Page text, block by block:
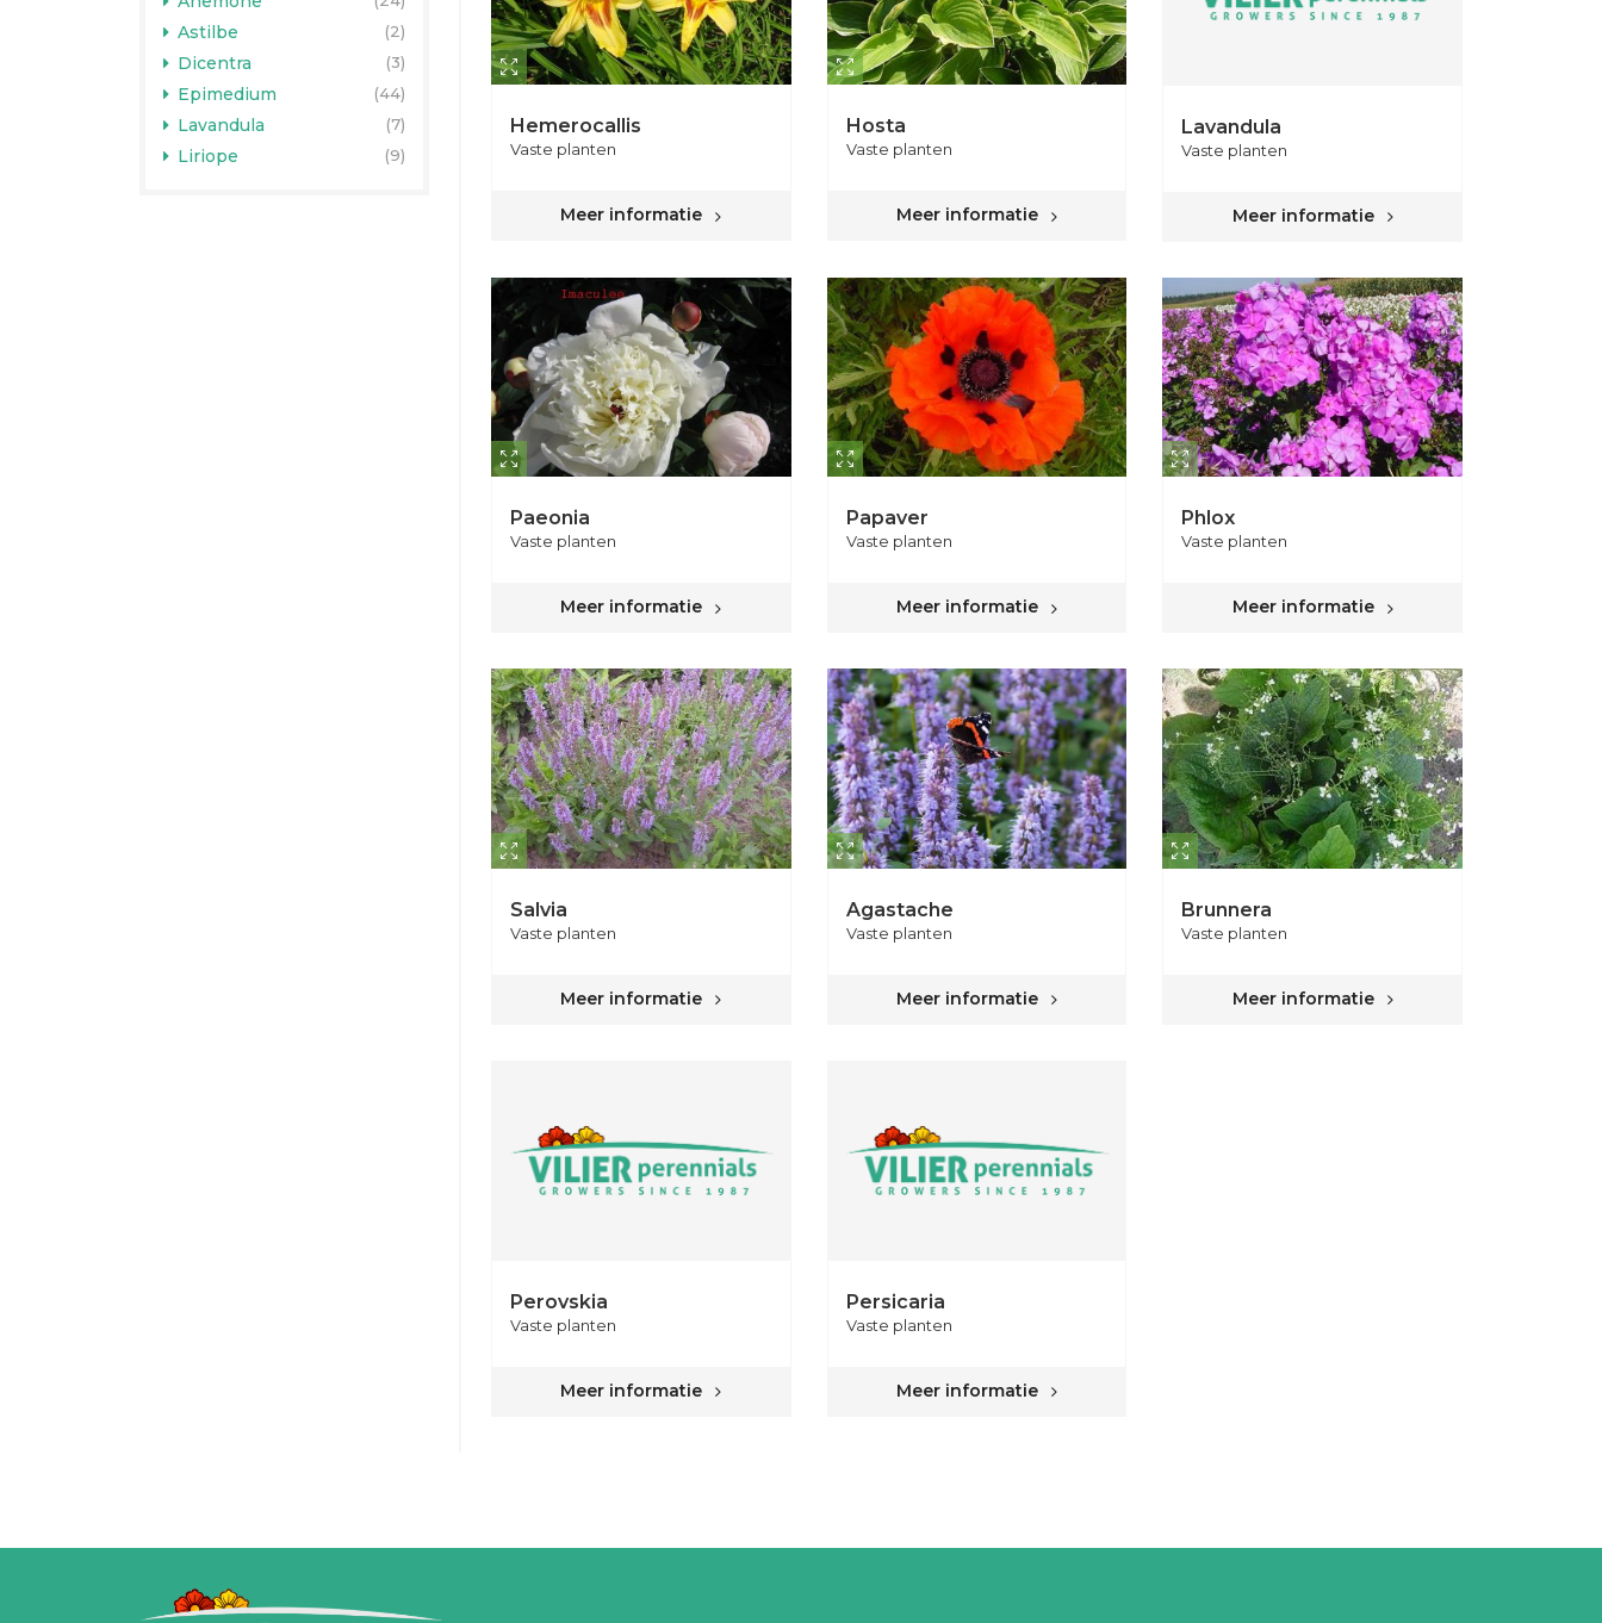
Hemerocallis
Vaste planten
Meer informatie
Hosta
Vaste planten
Meer informatie
Lavandula
Vaste planten
Meer informatie
Paeonia
Vaste planten
Meer informatie
Papaver
Vaste planten
Meer informatie
Phlox
Vaste planten
Meer informatie
Salvia
Vaste planten
Meer informatie
Agastache
Vaste planten
Meer informatie
Brunnera
Vaste planten
Meer informatie
Perovskia
Vaste planten
Meer informatie
Persicaria
Vaste planten
Meer informatie
Astilbe (2)
Dicentra (3)
Epimedium (44)
Lavandula (7)
Liriope (9)